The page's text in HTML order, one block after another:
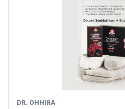
DR. OHHIRA